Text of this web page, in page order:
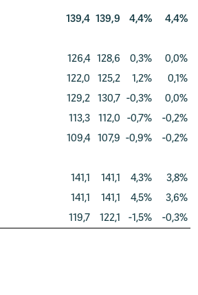
139,4 139,9 4,4%
4,4%
126,4 128,6 0,3%
0,0%
122,0 125,2 1,2%
0,1%
129,2 130,7 -0,3%
0,0%
113,3 112,0 -0,7%
-0,2%
109,4 107,9 -0,9%
-0,2%
141,1 141,1 4,3%
3,8%
141,1 141,1 4,5%
3,6%
119,7 122,1 -1,5% -0,3%